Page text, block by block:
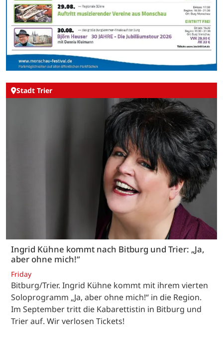
Stadt Trier
Ingrid Kühne kommt nach Bitburg und Trier: „Ja,
aber ohne mich!“
Friday
Bitburg/Trier. Ingrid Kühne kommt mit ihrem vierten
Soloprogramm „Ja, aber ohne mich!“ in die Region.
Im September tritt die Kabarettistin in Bitburg und
Trier auf. Wir verlosen Tickets!